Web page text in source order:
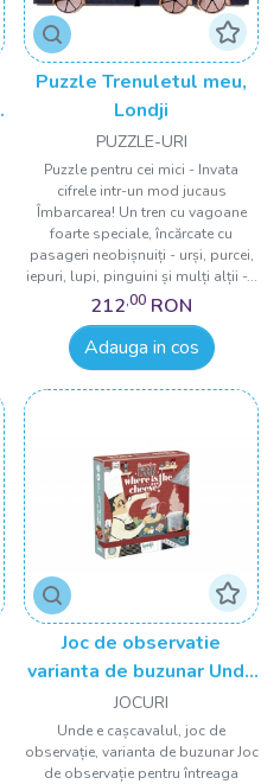
Puzzle Trenuletul meu,
Londji
PUZZLE-URI
Puzzle pentru cei mici - Invata
cifrele intr-un mod jucaus
Îmbarcarea! Un tren cu vagoane
foarte speciale, încărcate cu
pasageri neobișnuiți - urși, purcei,
iepuri, lupi, pinguini și mulți alții -...
212,00 RON
Adauga in cos
Joc de observatie
varianta de buzunar Unde
e cascavalul, Londji
JOCURI
Unde e cașcavalul, joc de
observație, varianta de buzunar Joc
de observație pentru întreaga